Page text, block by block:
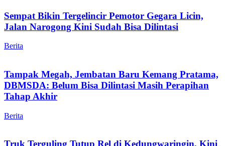
Sempat Bikin Tergelincir Pemotor Gegara Licin,
Jalan Narogong Kini Sudah Bisa Dilintasi
Berita
Tampak Megah, Jembatan Baru Kemang Pratama,
DBMSDA: Belum Bisa Dilintasi Masih Perapihan
Tahap Akhir
Berita